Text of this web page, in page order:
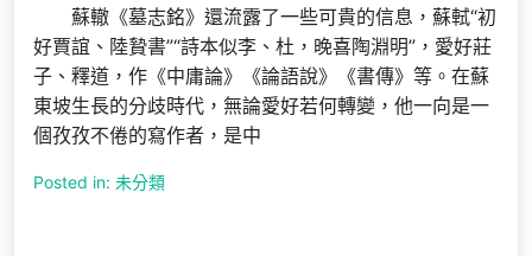
蘇轍《墓志銘》還流露了一些可貴的信息，蘇軾“初
好賈誼、陸贄書”“詩本似李、杜，晚喜陶淵明”，愛好莊
子、釋道，作《中庸論》《論語說》《書傳》等。在蘇
東坡生長的分歧時代，無論愛好若何轉變，他一向是一
個孜孜不倦的寫作者，是中
Posted in: 未分類